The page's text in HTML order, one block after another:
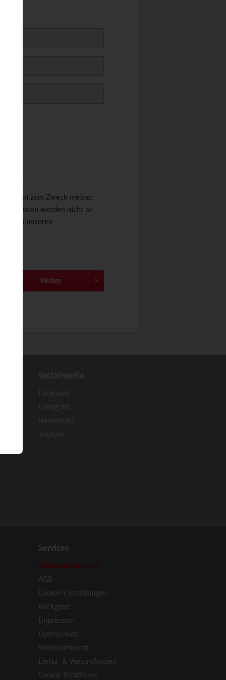
Daten zum Zweck meiner
Daten werden nicht an
Sie in unseren
Weiter
Socialmedia
Facebook
Instagram
Newsletter
Youtube
Services
Widerrufsformular
AGB
Cookie-Einstellungen
Rückgabe
Impressum
Datenschutz
Widerrufsrecht
Liefer- & Versandkosten
Cookie Richtlinien